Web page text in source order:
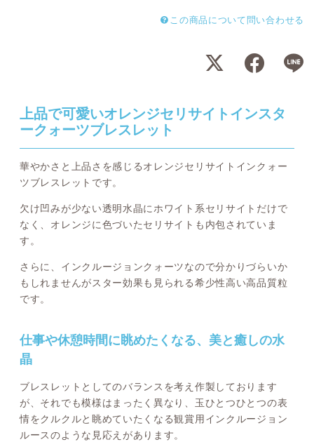
この商品について問い合わせる
上品で可愛いオレンジセリサイトインスタ
ークォーツブレスレット
華やかさと上品さを感じるオレンジセリサイトインクォー
ツブレスレットです。
欠け凹みが少ない透明水晶にホワイト系セリサイトだけで
なく、オレンジに色づいたセリサイトも内包されていま
す。
さらに、インクルージョンクォーツなので分かりづらいか
もしれませんがスター効果も見られる希少性高い高品質粒
です。
仕事や休憩時間に眺めたくなる、美と癒しの水
晶
ブレスレットとしてのバランスを考え作製しております
が、それでも模様はまったく異なり、玉ひとつひとつの表
情をクルクルと眺めていたくなる観賞用インクルージョン
ルースのような見応えがあります。